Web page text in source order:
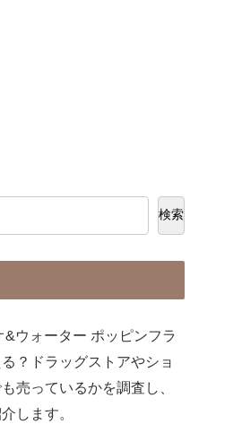
検索
&ウォーター ポッピンフラ
？ドラッグストアやショ
売っているかを調査し、
します。